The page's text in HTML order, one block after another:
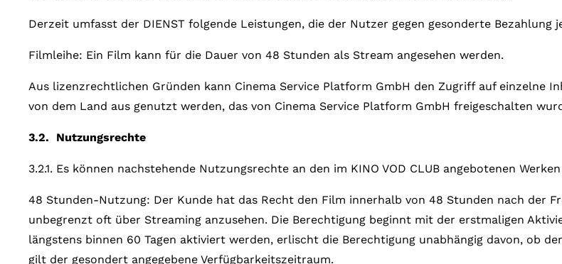
Derzeit umfasst der DIENST folgende Leistungen, die der Nutzer gegen gesonderte Bezahlung
Filmleihe: Ein Film kann für die Dauer von 48 Stunden als Stream angesehen werden.
Aus lizenzrechtlichen Gründen kann Cinema Service Platform GmbH den Zugriff auf einzelne
von dem Land aus genutzt werden, das von Cinema Service Platform GmbH freigeschalten
3.2. Nutzungsrechte
3.2.1. Es können nachstehende Nutzungsrechte an den im KINO VOD CLUB angebotenen
48 Stunden-Nutzung: Der Kunde hat das Recht den Film innerhalb von 48 Stunden nach der
unbegrenzt oft über Streaming anzusehen. Die Berechtigung beginnt mit der erstmaligen
längstens binnen 60 Tagen aktiviert werden, erlischt die Berechtigung unabhängig davon, ob
gilt der gesondert angegebene Verfügbarkeitszeitraum.